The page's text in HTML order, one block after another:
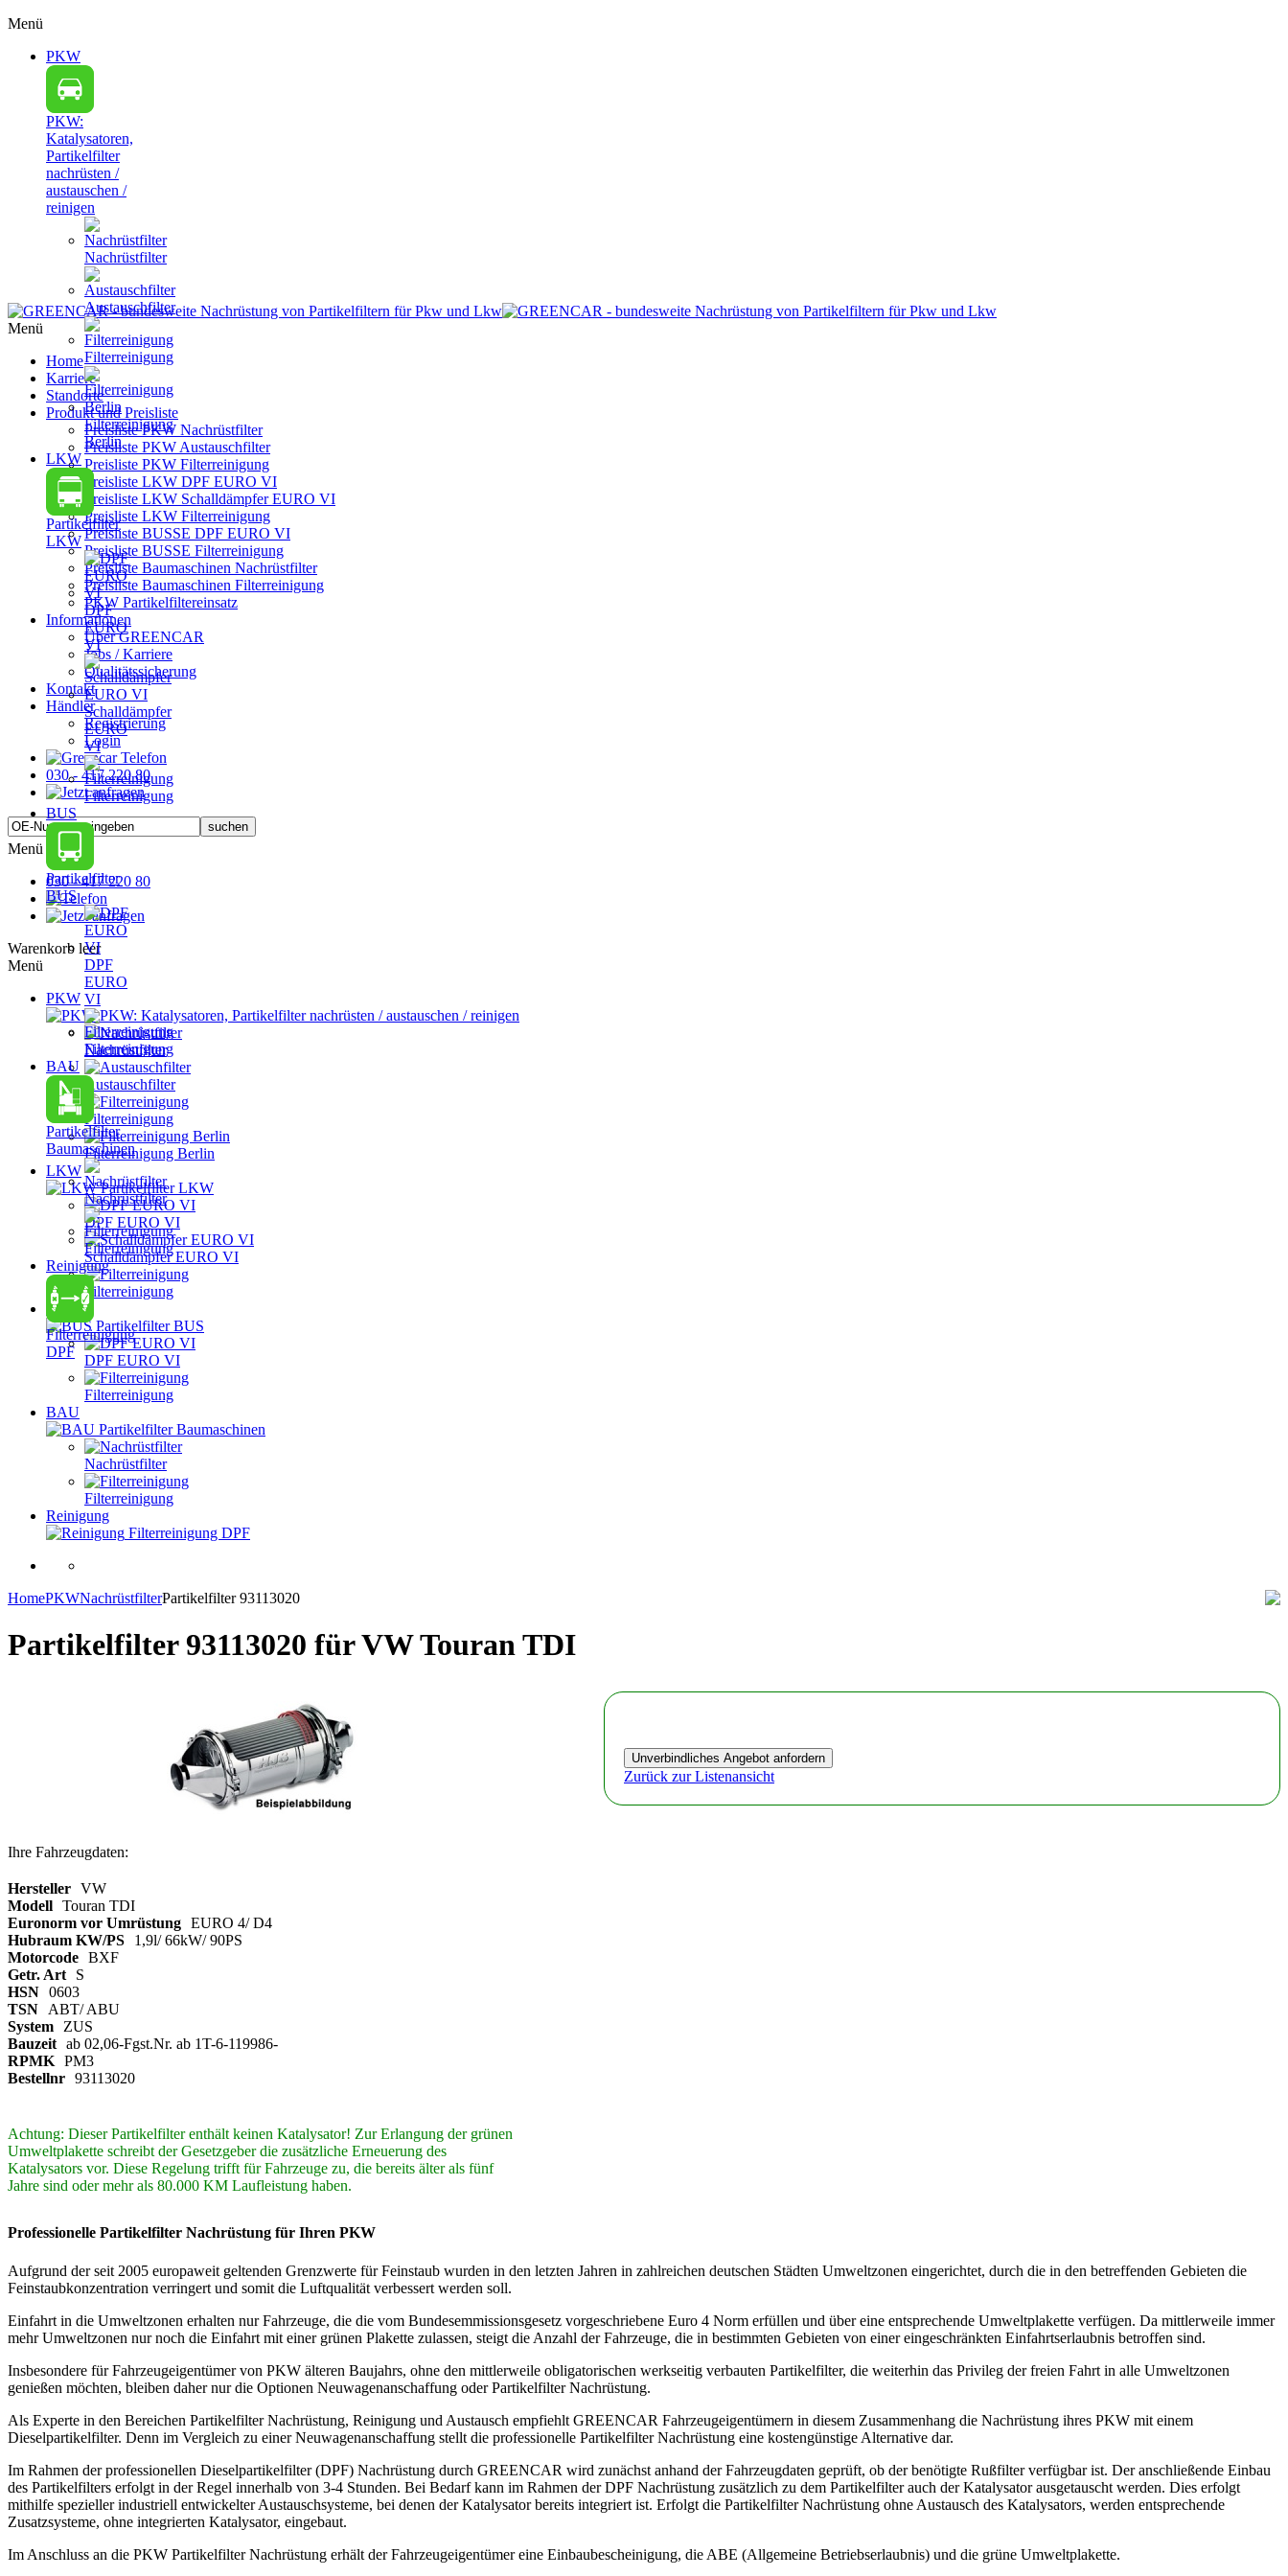
Menü
PKW
PKW:
Katalysatoren,
Partikelfilter
nachrüsten /
austauschen /
reinigen
Nachrüstfilter
Austauschfilter
Filterreinigung
Filterreinigung
Berlin
LKW
Partikelfilter
LKW
DPF
EURO
VI
Schalldämpfer
EURO
VI
Filterreinigung
BUS
Partikelfilter
BUS
DPF
EURO
VI
Filterreinigung
BAU
Partikelfilter
Baumaschinen
Nachrüstfilter
Filterreinigung
Reinigung
Filterreinigung
DPF
Menü
Home
Karriere
Standorte
Produkt und Preisliste
Preisliste PKW Nachrüstfilter
Preisliste PKW Austauschfilter
Preisliste PKW Filterreinigung
Preisliste LKW DPF EURO VI
Preisliste LKW Schalldämpfer EURO VI
Preisliste LKW Filterreinigung
Preisliste BUSSE DPF EURO VI
Preisliste BUSSE Filterreinigung
Preisliste Baumaschinen Nachrüstfilter
Preisliste Baumaschinen Filterreinigung
PKW Partikelfiltereinsatz
Informationen
Über GREENCAR
Jobs / Karriere
Qualitätssicherung
Kontakt
Händler
Registrierung
Login
030 - 417 220 80
Menü
030 - 417 220 80
Warenkorb leer
Menü
PKW
PKW: Katalysatoren, Partikelfilter nachrüsten / austauschen / reinigen
Nachrüstfilter
Austauschfilter
Filterreinigung
Filterreinigung Berlin
LKW
Partikelfilter LKW
DPF EURO VI
Schalldämpfer EURO VI
Filterreinigung
BUS
Partikelfilter BUS
DPF EURO VI
Filterreinigung
BAU
Partikelfilter Baumaschinen
Nachrüstfilter
Filterreinigung
Reinigung
Filterreinigung DPF
HomePKWNachrüstfilterPartikelfilter 93113020
Partikelfilter 93113020 für VW Touran TDI
Ihre Fahrzeugdaten:
Hersteller VW
Modell Touran TDI
Euronorm vor Umrüstung EURO 4/ D4
Hubraum KW/PS
1,9l/ 66kW/ 90PS
Motorcode BXF
Getr. Art
S
HSN 0603
TSN
ABT/ ABU
System
ZUS
Bauzeit ab 02,06-Fgst.Nr. ab 1T-6-119986-
RPMK PM3
Bestellnr 93113020
Achtung: Dieser Partikelfilter enthält keinen Katalysator! Zur Erlangung der grünen
Umweltplakette schreibt der Gesetzgeber die zusätzliche Erneuerung des
Katalysators vor. Diese Regelung trifft für Fahrzeuge zu, die bereits älter als fünf
Jahre sind oder mehr als 80.000 KM Laufleistung haben.
Zurück zur Listenansicht
Professionelle Partikelfilter Nachrüstung für Ihren PKW
Aufgrund der seit 2005 europaweit geltenden Grenzwerte für Feinstaub wurden in den letzten Jahren in zahlreichen deutschen Städten Umweltzonen eingerichtet, durch die in den betreffenden Gebieten die
Feinstaubkonzentration verringert und somit die Luftqualität verbessert werden soll.
Einfahrt in die Umweltzonen erhalten nur Fahrzeuge, die die vom Bundesemmissionsgesetz vorgeschriebene Euro 4 Norm erfüllen und über eine entsprechende Umweltplakette verfügen. Da mittlerweile immer
mehr Umweltzonen nur noch die Einfahrt mit einer grünen Plakette zulassen, steigt die Anzahl der Fahrzeuge, die in bestimmten Gebieten von einer eingeschränkten Einfahrtserlaubnis betroffen sind.
Insbesondere für Fahrzeugeigentümer von PKW älteren Baujahrs, ohne den mittlerweile obligatorischen werkseitig verbauten Partikelfilter, die weiterhin das Privileg der freien Fahrt in alle Umweltzonen
genießen möchten, bleiben daher nur die Optionen Neuwagenanschaffung oder Partikelfilter Nachrüstung.
Als Experte in den Bereichen Partikelfilter Nachrüstung, Reinigung und Austausch empfiehlt GREENCAR Fahrzeugeigentümern in diesem Zusammenhang die Nachrüstung ihres PKW mit einem
Dieselpartikelfilter. Denn im Vergleich zu einer Neuwagenanschaffung stellt die professionelle Partikelfilter Nachrüstung eine kostengünstige Alternative dar.
Im Rahmen der professionellen Dieselpartikelfilter (DPF) Nachrüstung durch GREENCAR wird zunächst anhand der Fahrzeugdaten geprüft, ob der benötigte Rußfilter verfügbar ist. Der anschließende Einbau
des Partikelfilters erfolgt in der Regel innerhalb von 3-4 Stunden. Bei Bedarf kann im Rahmen der DPF Nachrüstung zusätzlich zu dem Partikelfilter auch der Katalysator ausgetauscht werden. Dies erfolgt
mithilfe spezieller industriell entwickelter Austauschsysteme, bei denen der Katalysator bereits integriert ist. Erfolgt die Partikelfilter Nachrüstung ohne Austausch des Katalysators, werden entsprechende
Zusatzsysteme, ohne integrierten Katalysator, eingebaut.
Im Anschluss an die PKW Partikelfilter Nachrüstung erhält der Fahrzeugeigentümer eine Einbaubescheinigung, die ABE (Allgemeine Betriebserlaubnis) und die grüne Umweltplakette.